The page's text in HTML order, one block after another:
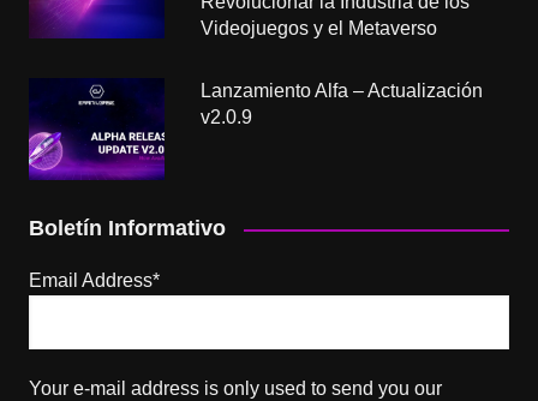
Videojuegos y el Metaverso
Lanzamiento Alfa – Actualización
v2.0.9
Boletín Informativo
Email Address*
Your e-mail address is only used to send you our